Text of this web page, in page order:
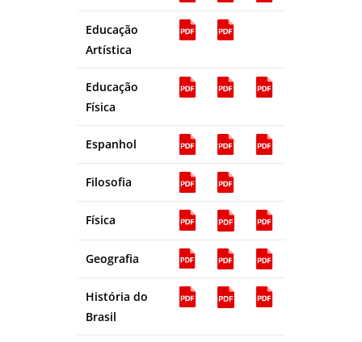
Educação
Artística
Educação
Física
Espanhol
Filosofia
Física
Geografia
História do
Brasil